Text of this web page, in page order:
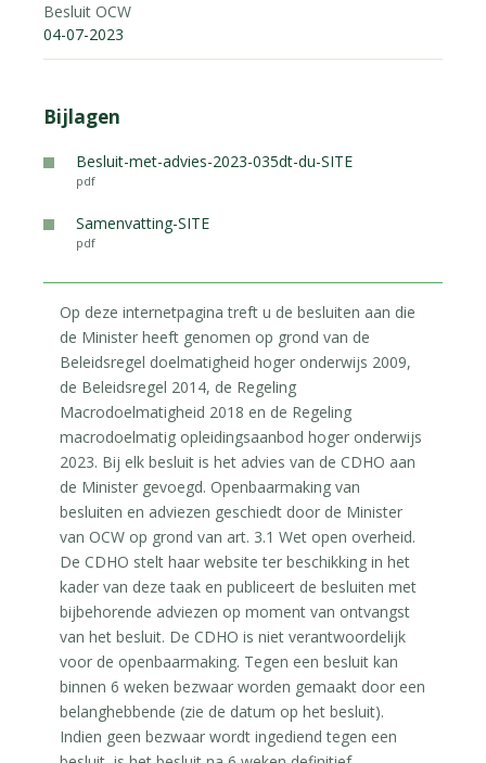
Besluit OCW
04-07-2023
Bijlagen
Besluit-met-advies-2023-035dt-du-SITE
pdf
Samenvatting-SITE
pdf
Op deze internetpagina treft u de besluiten aan die
de Minister heeft genomen op grond van de
Beleidsregel doelmatigheid hoger onderwijs 2009,
de Beleidsregel 2014, de Regeling
Macrodoelmatigheid 2018 en de Regeling
macrodoelmatig opleidingsaanbod hoger onderwijs
2023. Bij elk besluit is het advies van de CDHO aan
de Minister gevoegd. Openbaarmaking van
besluiten en adviezen geschiedt door de Minister
van OCW op grond van art. 3.1 Wet open overheid.
De CDHO stelt haar website ter beschikking in het
kader van deze taak en publiceert de besluiten met
bijbehorende adviezen op moment van ontvangst
van het besluit. De CDHO is niet verantwoordelijk
voor de openbaarmaking. Tegen een besluit kan
binnen 6 weken bezwaar worden gemaakt door een
belanghebbende (zie de datum op het besluit).
Indien geen bezwaar wordt ingediend tegen een